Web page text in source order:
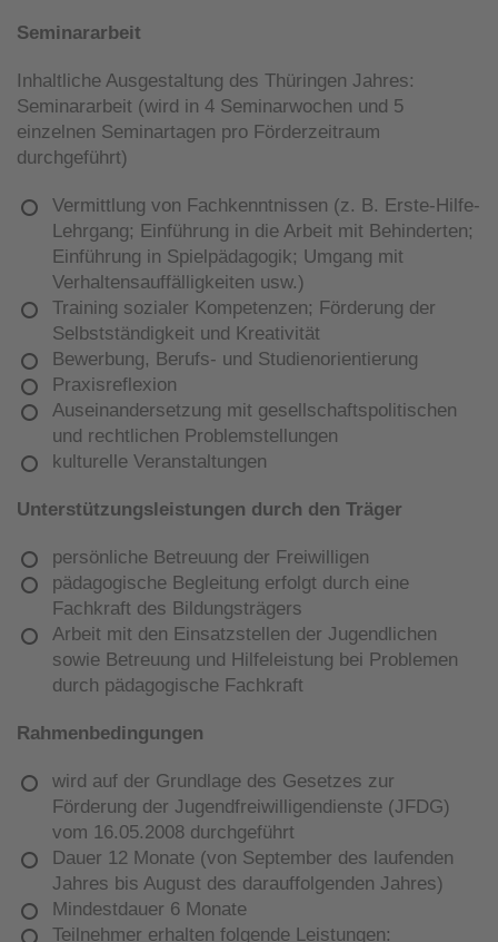
Seminararbeit
Inhaltliche Ausgestaltung des Thüringen Jahres:
Seminararbeit (wird in 4 Seminarwochen und 5
einzelnen Seminartagen pro Förderzeitraum
durchgeführt)
Vermittlung von Fachkenntnissen (z. B. Erste-Hilfe-
Lehrgang; Einführung in die Arbeit mit Behinderten;
Einführung in Spielpädagogik; Umgang mit
Verhaltensauffälligkeiten usw.)
Training sozialer Kompetenzen; Förderung der
Selbstständigkeit und Kreativität
Bewerbung, Berufs- und Studienorientierung
Praxisreflexion
Auseinandersetzung mit gesellschaftspolitischen
und rechtlichen Problemstellungen
kulturelle Veranstaltungen
Unterstützungsleistungen durch den Träger
persönliche Betreuung der Freiwilligen
pädagogische Begleitung erfolgt durch eine
Fachkraft des Bildungsträgers
Arbeit mit den Einsatzstellen der Jugendlichen
sowie Betreuung und Hilfeleistung bei Problemen
durch pädagogische Fachkraft
Rahmenbedingungen
wird auf der Grundlage des Gesetzes zur
Förderung der Jugendfreiwilligendienste (JFDG)
vom 16.05.2008 durchgeführt
Dauer 12 Monate (von September des laufenden
Jahres bis August des darauffolgenden Jahres)
Mindestdauer 6 Monate
Teilnehmer erhalten folgende Leistungen: